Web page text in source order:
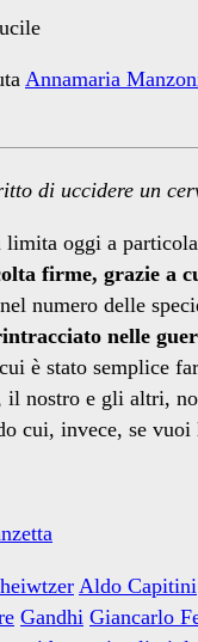
Annamaria
di uccidere un
oggi a
firme, grazie a
numero delle
nelle
è stato semplice
nostro e gli altri,
cui, invece, se
Aldo Capitini
Gandhi Giancarlo